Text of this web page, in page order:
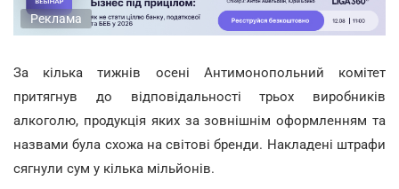
Реклама
За кілька тижнів осені Антимонопольний комітет
притягнув до відповідальності трьох виробників
алкоголю, продукція яких за зовнішнім оформленням та
назвами була схожа на світові бренди. Накладені штрафи
сягнули сум у кілька мільйонів.